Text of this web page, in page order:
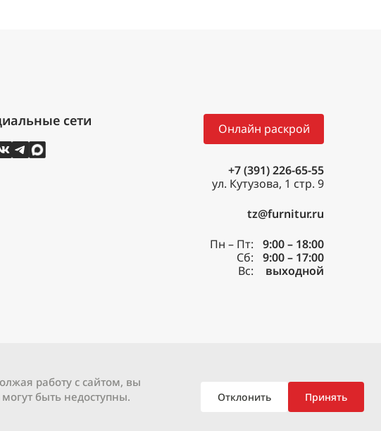
Онлайн раскрой
+7 (391) 226-65-55
ул. Кутузова, 1 стр. 9
tz@furnitur.ru
Пн – Пт:
9:00 – 18:00
Сб:
9:00 – 17:00
Вс:
выходной
работу с сайтом, вы
быть недоступны.
Отклонить Принять